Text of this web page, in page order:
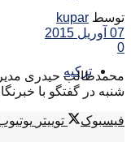
ترکیه
توسط kupar
07 آوریل 2015
0
محمدطالب حیدری
شنبه در گفتگو با
فیسبوک توییتر